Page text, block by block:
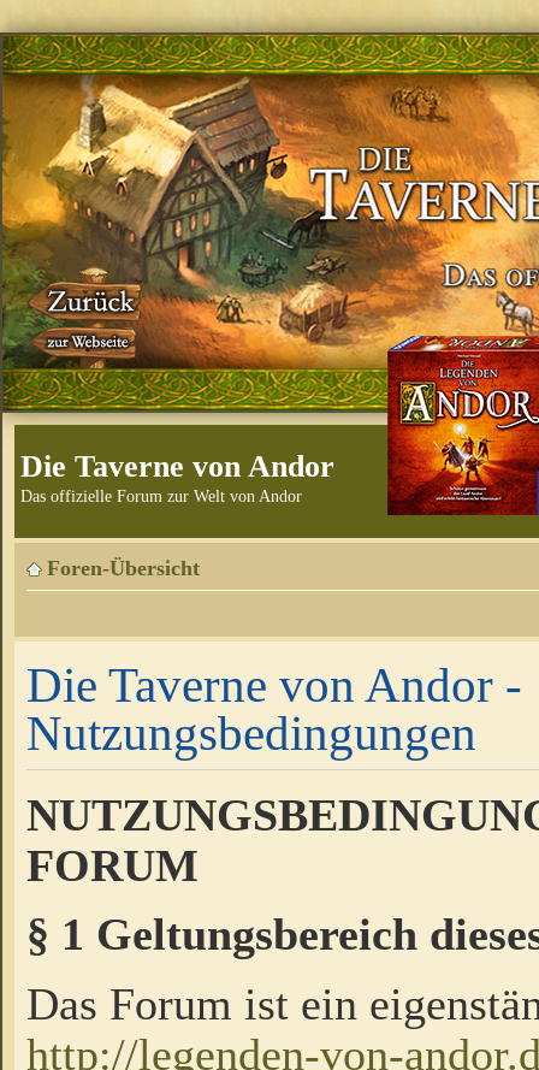
Die Taverne von Andor
Das offizielle Forum zur Welt von Andor
Foren-Übersicht
Die Taverne von Andor -
Nutzungsbedingungen
FORUM
§ 1 Geltungsbereich
Das Forum ist ein
http://legenden-von-